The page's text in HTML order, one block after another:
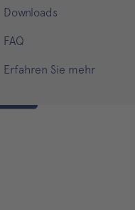
Downloads
FAQ
Erfahren Sie mehr